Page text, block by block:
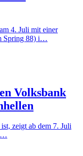
4. Juli mit einer
Spring 88) i…
Volksbank
zeigt ab dem 7. Juli